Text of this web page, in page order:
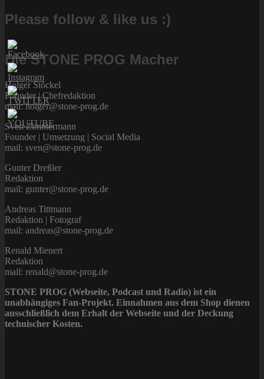
Please follow & like us :)
Die STONE PROG Macher
Holger Stöckel
Founder | Chefredaktion
mail: holger@stone-prog.de
Sven Zimmermann
Founder | Umsetzung | Social Media
mail: sven@stone-prog.de
Gunter Dreßler
Redaktion
mail: gunter@stone-prog.de
Andreas Tittmann
Redaktion | Fotograf
mail: andreas@stone-prog.de
Renald Mienert
Redaktion
mail: renald@stone-prog.de
STONE PROG (Webseite, Podcast und Radio) ist ein
unabhängiges Fan-Projekt. Einnahmen aus dem Shop dienen
ausschließlich dem Erhalt der Webseite und der Deckung
technischer Kosten.